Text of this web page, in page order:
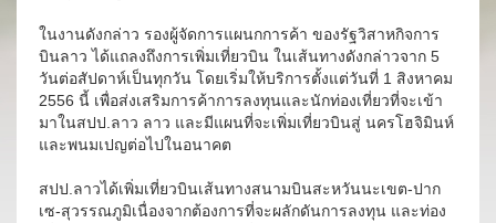
ในงานดังกล่าว รองผู้จัดการแผนกการค้า ของรัฐวิสาหกิจการ
บินลาว ได้แถลงถึงการเพิ่มเที่ยวบิน ในเส้นทางดังกล่าวจาก 5
วันต่อสัปดาห์เป็นทุกวัน โดยเริ่มให้บริการตั้งแต่วันที่ 1 สิงหาคม
2556 นี้ เพื่อส่งเสริมการค้าการลงทุนและนักท่องเที่ยวที่จะเข้า
มาในสปป.ลาว ลาว และมีแผนที่จะเพิ่มเที่ยวบินสู่ นครโฮจิมินห์
และพนมเปญต่อไปในอนาคต
สปป.ลาวได้เพิ่มเที่ยวบินเส้นทางสนามบินสะหวันนะเขต-ปาก
เซ-สุวรรณภูมิเนื่องจากต้องการที่จะผลักดันการลงทุน และท่อง